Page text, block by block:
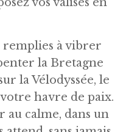
remplies à vibrer
la Bretagne
la Vélodyssée, le
havre de paix.
au calme, dans un